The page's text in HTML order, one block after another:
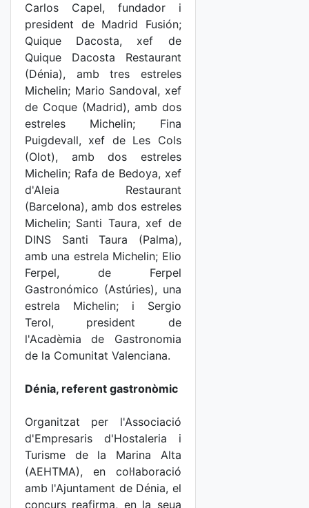
Carlos Capel, fundador i
president de Madrid Fusión;
Quique Dacosta, xef de
Quique Dacosta Restaurant
(Dénia), amb tres estreles
Michelin; Mario Sandoval, xef
de Coque (Madrid), amb dos
estreles Michelin; Fina
Puigdevall, xef de Les Cols
(Olot), amb dos estreles
Michelin; Rafa de Bedoya, xef
d'Aleia Restaurant
(Barcelona), amb dos estreles
Michelin; Santi Taura, xef de
DINS Santi Taura (Palma),
amb una estrela Michelin; Elio
Ferpel, de Ferpel
Gastronómico (Astúries), una
estrela Michelin; i Sergio
Terol, president de
l'Acadèmia de Gastronomia
de la Comunitat Valenciana.
Dénia, referent gastronòmic
Organitzat per l'Associació
d'Empresaris d'Hostaleria i
Turisme de la Marina Alta
(AEHTMA), en col·laboració
amb l'Ajuntament de Dénia, el
concurs reafirma, en la seua